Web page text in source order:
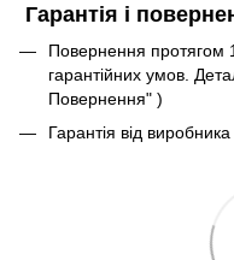
Гарантія і
Повернення протягом
гарантійних умов.
Повернення" )
Гарантія від